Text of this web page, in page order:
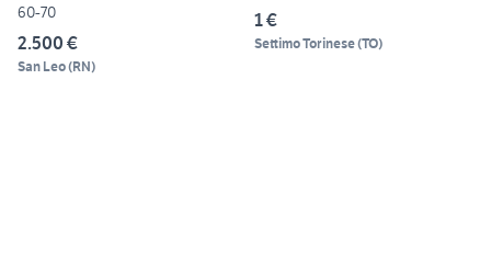
60-70
2.500 €
San Leo(RN)
1 €
Settimo Torinese(TO)